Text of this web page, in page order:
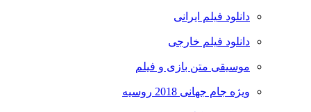
دانلود فیلم ایرانی
دانلود فیلم خارجی
موسیقی متن بازی و فیلم
ویژه جام جهانی 2018 روسیه